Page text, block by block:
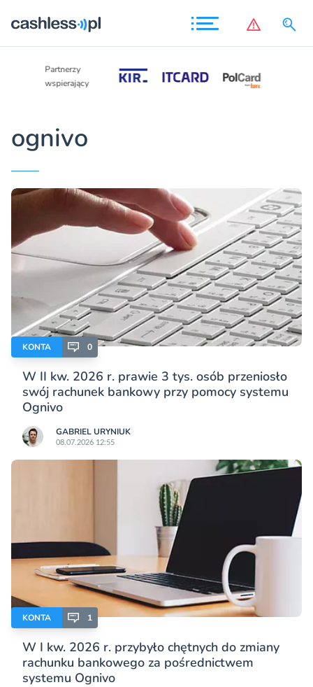
Partnerzy
wspierający
ognivo
KONTA 0
W II kw. 2026 r. prawie 3 tys. osób przeniosło
swój rachunek bankowy przy pomocy systemu
Ognivo
GABRIEL URYNIUK
08.07.2026 12:55
KONTA 1
W I kw. 2026 r. przybyło chętnych do zmiany
rachunku bankowego za pośrednictwem
systemu Ognivo